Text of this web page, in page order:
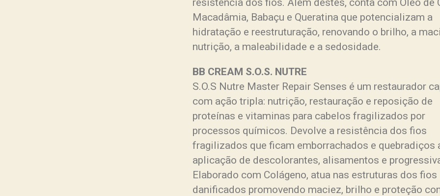
Macadâmia, Babaçu e Queratina que potencializam a
hidratação e reestruturação, renovando o brilho, a
nutrição, a maleabilidade e a sedosidade.
BB CREAM S.O.S. NUTRE
S.O.S Nutre Master Repair Senses é um restaurador
com ação tripla: nutrição, restauração e reposição de
proteínas e vitaminas para cabelos fragilizados por
processos químicos. Devolve a resistência dos fios
fragilizados que ficam emborrachados e quebradiços
aplicação de descolorantes, alisamentos e
Elaborado com Colágeno, atua nas estruturas dos fios
danificados promovendo maciez, brilho e proteção